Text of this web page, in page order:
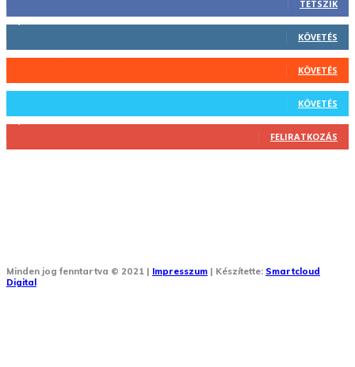
TETSZIK
1,731 Követő
KÖVETÉS
44 Követő
KÖVETÉS
64 Követő
KÖVETÉS
1,348 Feliratkozó
FELIRATKOZÁS
Minden jog fenntartva © 2021 | Impresszum | Készítette: Smartcloud
Digital